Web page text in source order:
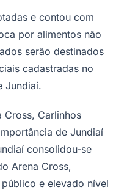
e contou com
por alimentos não
serão destinados
cadastradas no
Jundiaí.
Cross, Carlinhos
de Jundiaí
consolidou-se
Arena Cross,
e elevado nível